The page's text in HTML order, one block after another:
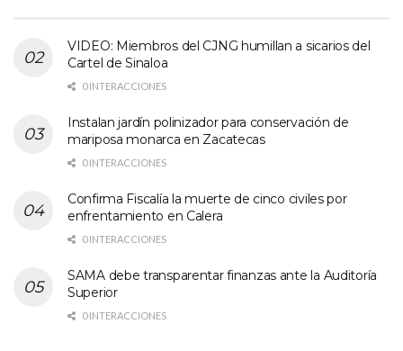
VIDEO: Miembros del CJNG humillan a sicarios del
Cartel de Sinaloa
0 INTERACCIONES
Instalan jardín polinizador para conservación de
mariposa monarca en Zacatecas
0 INTERACCIONES
Confirma Fiscalía la muerte de cinco civiles por
enfrentamiento en Calera
0 INTERACCIONES
SAMA debe transparentar finanzas ante la Auditoría
Superior
0 INTERACCIONES